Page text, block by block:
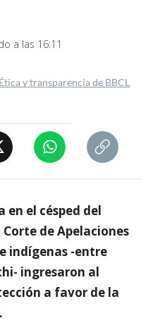
a las 16:11
Ética y transparencia de BBCL
el césped del
de Apelaciones
indígenas -entre
ingresaron al
a favor de la